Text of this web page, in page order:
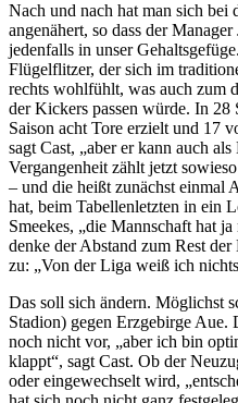
Nach und nach hat man sich bei
angenähert, so dass der
jedenfalls in unser
Flügelflitzer, der sich im
rechts wohlfühlt, was auch zum
der Kickers passen würde. In 28
Saison acht Tore erzielt und 17
sagt Cast, „aber er kann auch
Vergangenheit zählt jetzt
– und die heißt zunächst einmal
hat, beim Tabellenletzten in ein
Smeekes, „die Mannschaft hat
denke der Abstand zum Rest
zu: „Von der Liga weiß ich
Das soll sich ändern. Möglichst
Stadion) gegen Erzgebirge
noch nicht vor, „aber ich bin
klappt“, sagt Cast. Ob der
oder eingewechselt wird,